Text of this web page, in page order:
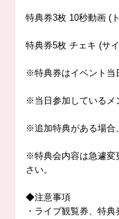
特典券3枚 10秒動画 (
特典券5枚 チェキ (サ
※特典券はイベント当
※ 当日参加しているメ
※追加特典がある場合
※特典会内容は急遽
さい。
◆注意事項
・ライブ観覧券、特